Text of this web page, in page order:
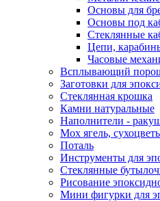
Основы для
Основы под
Стеклянные
Цепи,
Часовые
Всплывающий
Заготовки для
Стеклянная крошка
Камни натуральные
Наполнители -
Мох ягель,
Поталь
Инструменты для
Стеклянные
Рисование
Мини фигурки для